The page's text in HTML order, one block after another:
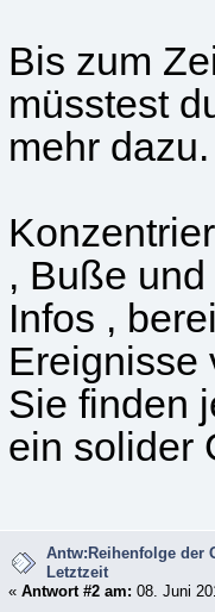
Bis zum
müsstest
mehr dazu.
, Buße
Infos ,
Ereignisse
Sie finden
ein solider
Antw:Reihenfolge der
Letztzeit
« Antwort #2 am: 08. Juni